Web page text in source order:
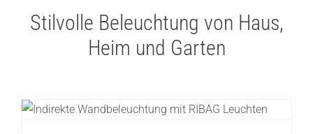
Stilvolle Beleuchtung von Haus,
Heim und Garten
Indirekte Beleuchtung an der Wand –